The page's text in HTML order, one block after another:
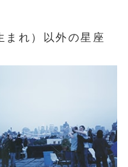
れ）以外の星座